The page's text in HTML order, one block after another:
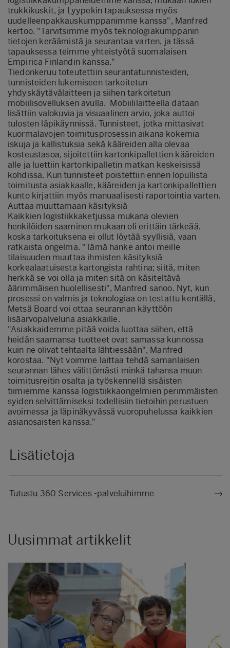
trukkikuskit, ja Lyypekin tapauksessa myös
uudelleenpakkauskumppanimme kanssa", Manfred
kertoo. "Tarvitsimme myös teknologiakumppanin
tietojen keräämistä ja seurantaa varten, ja tässä
tapauksessa teimme yhteistyötä suomalaisen
Empirica Finlandin kanssa."
Tiedonkeruu toteutettiin seurantatunnisteiden,
tunnisteiden lukemiseen tarkoitetun
yhdyskäytävälaitteen ja siihen tarkoitetun
mobiilisovelluksen avulla. Mobiililaitteella dataan
lisättiin valokuvia ja visuaalinen arvio, joka auttoi
tulosten läpikäynnissä. Tunnisteet, jotka mittasivat
kuormalavojen toimitusprosessin aikana kokemia
iskuja ja kallistuksia sekä kääreiden alla olevaa
kosteustasoa, sijoitettiin kartonkipallettien kääreiden
alle ja luettiin kartonkipalletin matkan keskeisissä
kohdissa. Kun tunnisteet poistettiin ennen lopullista
toimitusta asiakkaalle, kääreiden ja kartonkipallettien
kunto kirjattiin myös manuaalisesti raportointia varten.
Auttaa muuttamaan käsityksiä
Kaikkien logistiikkaketjussa mukana olevien
henkilöiden saaminen mukaan oli erittäin tärkeää,
koska tarkoituksena ei ollut löytää syyllisiä, vaan
ratkaista ongelma. "Tämä hanke antoi meille
tilaisuuden muuttaa ihmisten käsityksiä
korkealaatuisesta kartongista rahtina; siitä, miten
herkkä se voi olla ja miten sitä on käsiteltävä
äärimmäisen huolellisesti", Manfred sanoo. Nyt, kun
prosessi on valmis ja teknologiaa on testattu kentällä,
Metsä Board voi ottaa seurannan käyttöön
lisäarvopalveluna asiakkaille.
"Asiakkaidemme pitää voida luottaa siihen, että
heidän saamansa tuotteet ovat samassa kunnossa
kuin ne olivat tehtaalta lähtiessään", Manfred
korostaa. "Nyt voimme laittaa tehdä samanlaisen
seurannan lähes välittömästi minkä tahansa muun
toimitusreitin osalta ja työskennellä sisäisten
tiimiemme kanssa logistiikkaongelmien perimmäisten
syiden selvittämiseksi todellisiin tietoihin perustuen
avoimessa ja läpinäkyvässä vuoropuhelussa kaikkien
asianosaisten kanssa."
Lisätietoja
Tutustu 360 Services -palveluihimme
Uusimmat artikkelit